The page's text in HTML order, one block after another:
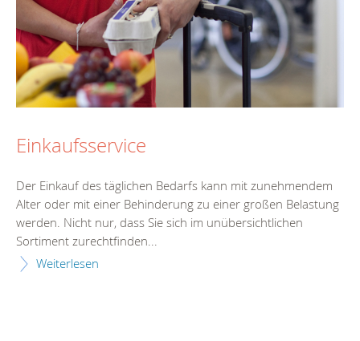
Einkaufsservice
Der Einkauf des täglichen Bedarfs kann mit zunehmendem
Alter oder mit einer Behinderung zu einer großen Belastung
werden. Nicht nur, dass Sie sich im unübersichtlichen
Sortiment zurechtfinden...
Weiterlesen